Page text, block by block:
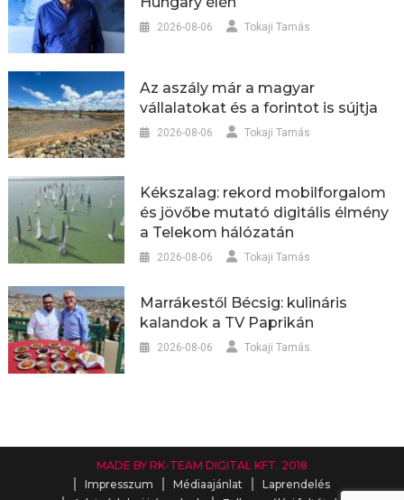
2026-08-06 Tokaji Tamás
Az aszály már a magyar
vállalatokat és a forintot is sújtja
2026-08-06 Tokaji Tamás
Kékszalag: rekord mobilforgalom
és jövőbe mutató digitális élmény
a Telekom hálózatán
2026-08-06 Tokaji Tamás
Marrákestől Bécsig: kulináris
kalandok a TV Paprikán
2026-08-06 Tokaji Tamás
MADE BY RK-TEAM DIGITAL KFT. 2018
Impresszum
Médiaajánlat
Laprendelés